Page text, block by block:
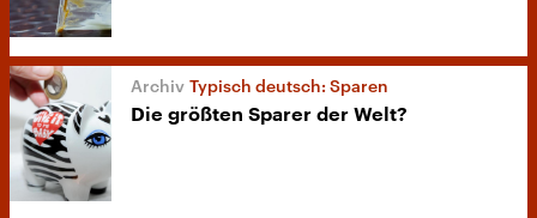
Typisch deutsch: Sparen
Die größten Sparer der Welt?